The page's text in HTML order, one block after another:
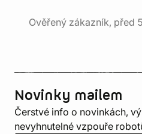
Ověřený zákazník, před
Novinky mailem
Čerstvé info o novinkách,
nevyhnutelné vzpouře